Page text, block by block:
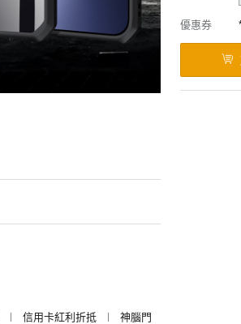
︱ 信用卡紅利折抵 ︱
神腦門
優惠券